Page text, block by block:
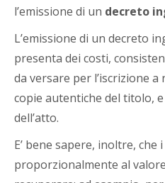
l’emissione di un decreto
L’emissione di un decreto
presenta dei costi,
da versare per l’iscrizione
copie autentiche del titolo,
dell’atto.
E’ bene sapere, inoltre, che
proporzionalmente al